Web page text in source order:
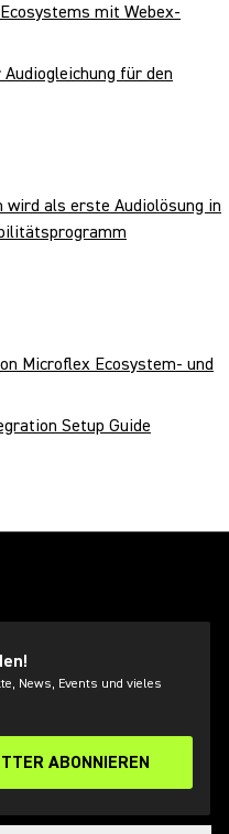
mit Webex-
für den
als erste Audiolösung in
Microflex Ecosystem- und
Setup Guide
News, Events und vieles
ABONNIEREN